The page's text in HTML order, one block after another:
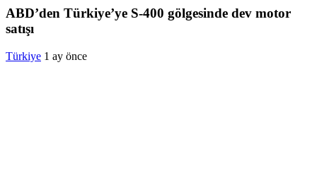
ABD’den Türkiye’ye S-400 gölgesinde dev motor
satışı
Türkiye 1 ay önce